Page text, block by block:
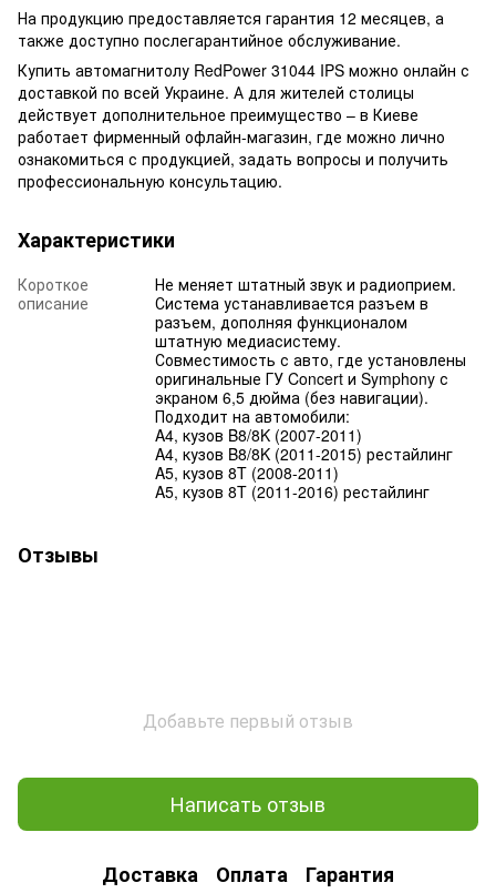
На продукцию предоставляется гарантия 12 месяцев, а
также доступно послегарантийное обслуживание.
Купить автомагнитолу RedPower 31044 IPS можно онлайн с
доставкой по всей Украине. А для жителей столицы
действует дополнительное преимущество – в Киеве
работает фирменный офлайн-магазин, где можно лично
ознакомиться с продукцией, задать вопросы и получить
профессиональную консультацию.
Характеристики
Короткое
описание
Не меняет штатный звук и радиоприем.
Система устанавливается разъем в
разъем, дополняя функционалом
штатную медиасистему.
Совместимость с авто, где установлены
оригинальные ГУ Concert и Symphony с
экраном 6,5 дюйма (без навигации).
Подходит на автомобили:
A4, кузов B8/8K (2007-2011)
A4, кузов B8/8K (2011-2015) рестайлинг
A5, кузов 8T (2008-2011)
A5, кузов 8T (2011-2016) рестайлинг
Отзывы
Добавьте первый отзыв
Написать отзыв
Доставка Оплата Гарантия